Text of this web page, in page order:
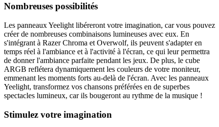
Nombreuses possibilités
Les panneaux Yeelight libéreront votre imagination, car vous pouvez
créer de nombreuses combinaisons lumineuses avec eux. En
s'intégrant à Razer Chroma et Overwolf, ils peuvent s'adapter en
temps réel à l'ambiance et à l'activité à l'écran, ce qui leur permettra
de donner l'ambiance parfaite pendant les jeux. De plus, le cube
ARGB reflétera dynamiquement les couleurs de votre moniteur,
emmenant les moments forts au-delà de l'écran. Avec les panneaux
Yeelight, transformez vos chansons préférées en de superbes
spectacles lumineux, car ils bougeront au rythme de la musique !
Stimulez votre imagination